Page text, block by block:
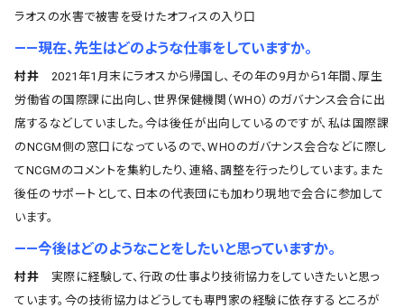
ラオスの水害で被害を受けたオフィスの入り口
――現在、先生はどのような仕事をしていますか。
村井 2021年1月末にラオスから帰国し、その年の9月から1年間、厚生
労働省の国際課に出向し、世界保健機関（WHO）のガバナンス会合に出
席するなどしていました。今は後任が出向しているのですが、私は国際課
のNCGM側の窓口になっているので、WHOのガバナンス会合などに際し
てNCGMのコメントを集約したり、連絡、調整を行ったりしています。また
後任のサポートとして、日本の代表団にも加わり現地で会合に参加して
います。
――今後はどのようなことをしたいと思っていますか。
村井 実際に経験して、行政の仕事より技術協力をしていきたいと思っ
ています。今の技術協力はどうしても専門家の経験に依存するところが